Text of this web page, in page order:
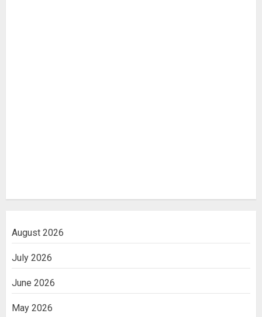
August 2026
July 2026
June 2026
May 2026